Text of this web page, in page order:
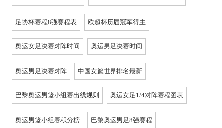
足协杯赛程8强赛程表 欧超杯历届冠军得主
奥运女足决赛对阵时间 奥运男足决赛时间
奥运男足决赛对阵 中国女篮世界排名最新
巴黎奥运男篮小组赛出线规则 奥运女足1/4对阵赛程图表
奥运男篮小组赛积分榜 巴黎奥运男足8强赛程